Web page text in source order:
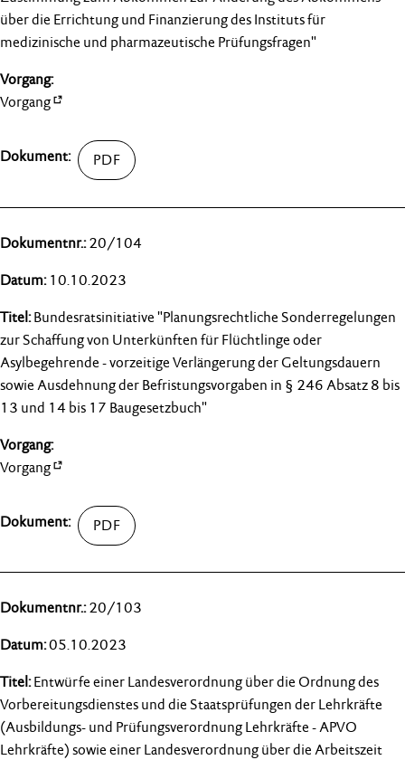
über die Errichtung und Finanzierung des Instituts für
medizinische und pharmazeutische Prüfungsfragen"
Vorgang
20/104
10.10.2023
Bundesratsinitiative "Planungsrechtliche Sonderregelungen
zur Schaffung von Unterkünften für Flüchtlinge oder
Asylbegehrende - vorzeitige Verlängerung der Geltungsdauern
sowie Ausdehnung der Befristungsvorgaben in § 246 Absatz 8 bis
13 und 14 bis 17 Baugesetzbuch"
Vorgang
20/103
05.10.2023
Entwürfe einer Landesverordnung über die Ordnung des
Vorbereitungsdienstes und die Staatsprüfungen der Lehrkräfte
(Ausbildungs- und Prüfungsverordnung Lehrkräfte - APVO
Lehrkräfte) sowie einer Landesverordnung über die Arbeitszeit